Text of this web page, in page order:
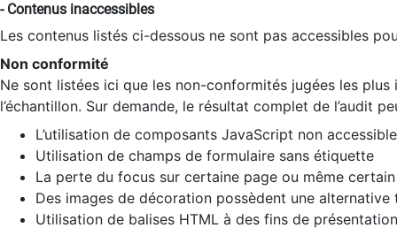
- Contenus inaccessibles
Les contenus listés ci-dessous ne sont pas accessibles
Non conformité
Ne sont listées ici que les non-conformités jugées les
l’échantillon. Sur demande, le résultat complet de l’audit
L’utilisation de composants JavaScript non
Utilisation de champs de formulaire sans étiquette
La perte du focus sur certaine page ou même
Des images de décoration possèdent une alternative
Utilisation de balises HTML à des fins de